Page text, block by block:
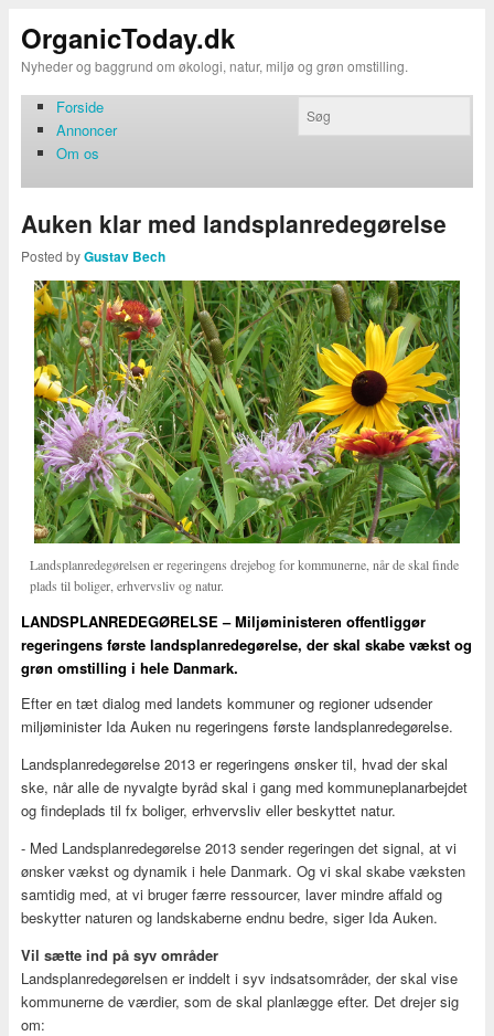
OrganicToday.dk
Nyheder og baggrund om økologi, natur, miljø og grøn omstilling.
Forside
Annoncer
Om os
Auken klar med landsplanredegørelse
Posted byGustav Bech
Landsplanredegørelsen er regeringens drejebog for kommunerne, når de skal finde
plads til boliger, erhvervsliv og natur.
LANDSPLANREDEGØRELSE – Miljøministeren offentliggør
regeringens første landsplanredegørelse, der skal skabe vækst og
grøn omstilling i hele Danmark.
Efter en tæt dialog med landets kommuner og regioner udsender
miljøminister Ida Auken nu regeringens første landsplanredegørelse.
Landsplanredegørelse 2013 er regeringens ønsker til, hvad der skal
ske, når alle de nyvalgte byråd skal i gang med kommuneplanarbejdet
og findeplads til fx boliger, erhvervsliv eller beskyttet natur.
- Med Landsplanredegørelse 2013 sender regeringen det signal, at vi
ønsker vækst og dynamik i hele Danmark. Og vi skal skabe væksten
samtidig med, at vi bruger færre ressourcer, laver mindre affald og
beskytter naturen og landskaberne endnu bedre, siger Ida Auken.
Vil sætte ind på syv områder
Landsplanredegørelsen er inddelt i syv indsatsområder, der skal vise
kommunerne de værdier, som de skal planlægge efter. Det drejer sig
om: